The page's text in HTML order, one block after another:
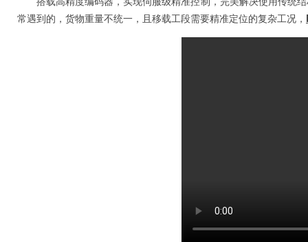
常遇到的，货物重量不统一，且移载工段需要精准定位的复杂工况，